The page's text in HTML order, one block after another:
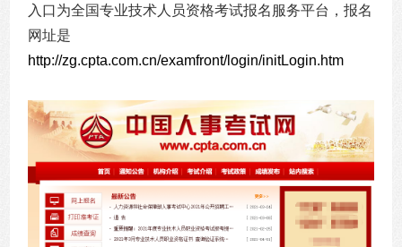
入口为全国专业技术人员资格考试报名服务平台，报名
网址是
http://zg.cpta.com.cn/examfront/login/initLogin.htm